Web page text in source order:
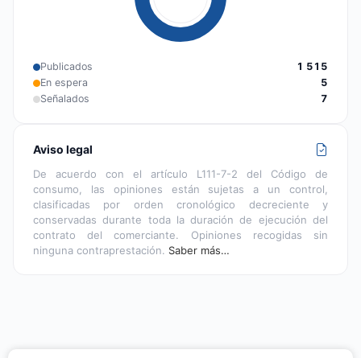
Publicados
1 515
En espera
5
Señalados
7
Aviso legal
De acuerdo con el artículo L111-7-2 del Código de
consumo, las opiniones están sujetas a un control,
clasificadas por orden cronológico decreciente y
conservadas durante toda la duración de ejecución del
contrato del comerciante. Opiniones recogidas sin
ninguna contraprestación. Saber más…